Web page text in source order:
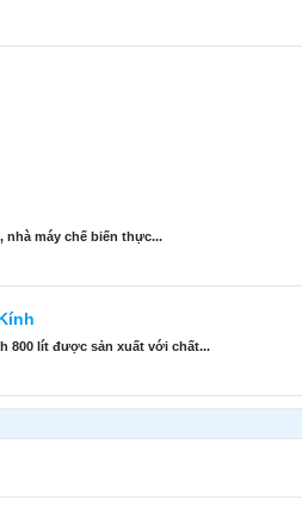
nhà máy chế biến thực...
800 lít được sản xuất với chất...